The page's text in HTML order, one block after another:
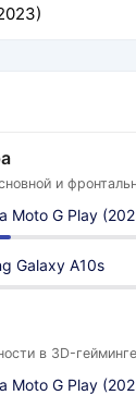
и
Moto G Play
Galaxy A10s
в 3D-гейминге
Moto G Play